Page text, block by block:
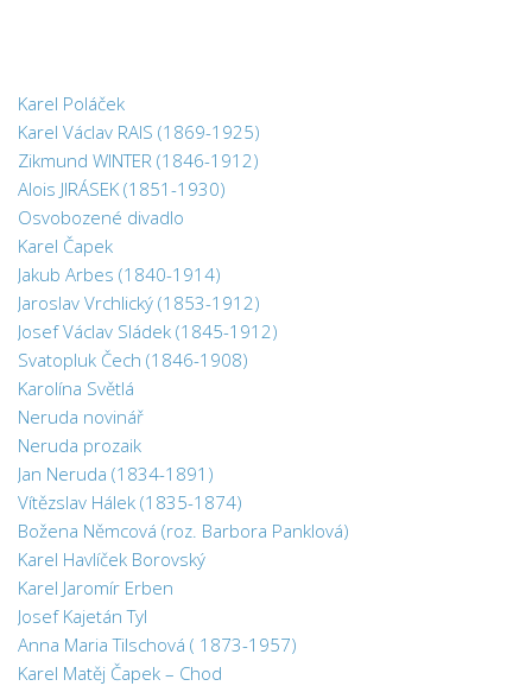
Ekonomie
Fyzika
Informatika
Jazyky
Management
Marketing
Němčina
Pedagogika
Právo
Psychologie a Sociologie
Společenské vědy
Technika
Účetnictví
Karel Poláček
Karel Václav RAIS (1869-1925)
Zikmund WINTER (1846-1912)
Alois JIRÁSEK (1851-1930)
Osvobozené divadlo
Karel Čapek
Jakub Arbes (1840-1914)
Jaroslav Vrchlický (1853-1912)
Josef Václav Sládek (1845-1912)
Svatopluk Čech (1846-1908)
Karolína Světlá
Neruda novinář
Neruda prozaik
Jan Neruda (1834-1891)
Vítězslav Hálek (1835-1874)
Božena Němcová (roz. Barbora Panklová)
Karel Havlíček Borovský
Karel Jaromír Erben
Josef Kajetán Tyl
Anna Maria Tilschová ( 1873-1957)
Karel Matěj Čapek – Chod